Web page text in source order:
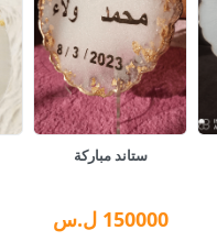
ستاند مباركة
150000 ل.س